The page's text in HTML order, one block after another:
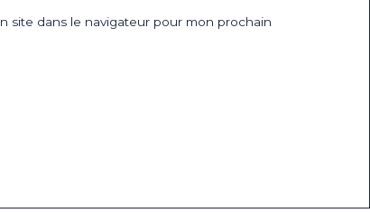
site dans le navigateur pour mon prochain